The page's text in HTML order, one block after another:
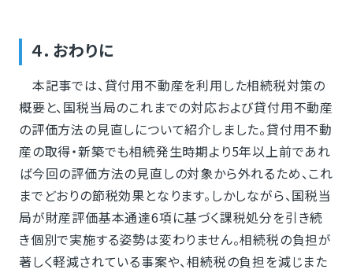
４．おわりに
本記事では、貸付用不動産を利用した相続税対策の
概要と、国税当局のこれまでの対応および貸付用不動産
の評価方法の見直しについて紹介しました。貸付用不動
産の取得・新築でも相続発生時期より5年以上前であれ
ば今回の評価方法の見直しの対象から外れるため、これ
までどおりの節税効果となります。しかしながら、国税当
局が財産評価基本通達6項に基づく課税処分を引き続
き個別で実施する姿勢は変わりません。相続税の負担が
著しく軽減されている事案や、相続税の負担を減じまた